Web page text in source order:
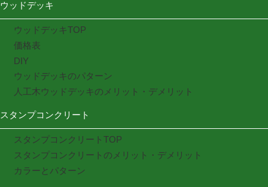
ウッドデッキ
ウッドデッキTOP
価格表
DIY
ウッドデッキのパターン
人工木ウッドデッキのメリット・デメリット
スタンプコンクリート
スタンプコンクリートTOP
スタンプコンクリートのメリット・デメリット
カラーとパターン